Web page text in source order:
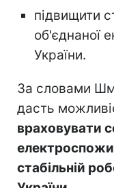
підвищити
об'єднаної
України.
За словами
дасть
враховувати
стабільній